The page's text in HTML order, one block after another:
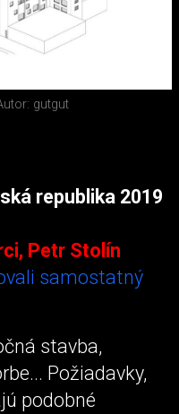
gutgut
republika 2019
Petr Stolín
samostatný
stavba,
Požiadavky,
podobné